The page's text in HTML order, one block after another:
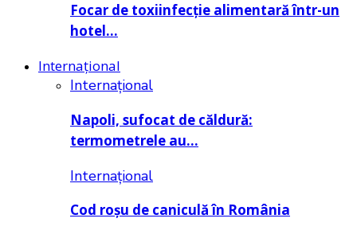
Focar de toxiinfecție alimentară într-un
hotel…
Internațional
Internațional
Napoli, sufocat de căldură:
termometrele au…
Internațional
Cod roșu de caniculă în România